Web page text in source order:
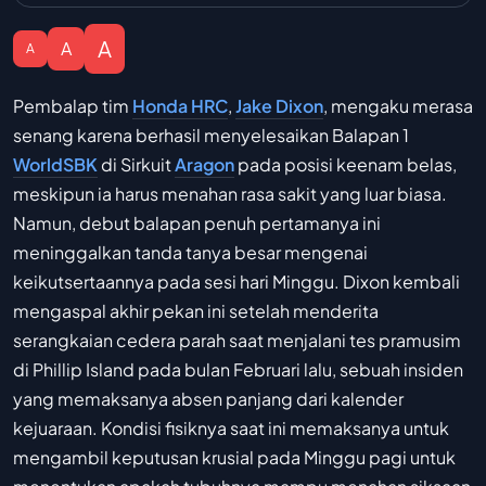
A A A
Pembalap tim Honda HRC,Jake Dixon, mengaku merasa
senang karena berhasil menyelesaikan Balapan 1
WorldSBK di SirkuitAragonpada posisi keenam belas,
meskipun ia harus menahan rasa sakit yang luar biasa.
Namun, debut balapan penuh pertamanya ini
meninggalkan tanda tanya besar mengenai
keikutsertaannya pada sesi hari Minggu. Dixon kembali
mengaspal akhir pekan ini setelah menderita
serangkaian cedera parah saat menjalani tes pramusim
di Phillip Island pada bulan Februari lalu, sebuah insiden
yang memaksanya absen panjang dari kalender
kejuaraan. Kondisi fisiknya saat ini memaksanya untuk
mengambil keputusan krusial pada Minggu pagi untuk